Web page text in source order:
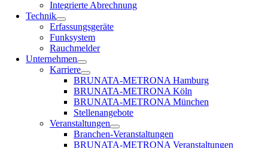
Integrierte Abrechnung
Technik
Erfassungsgeräte
Funksystem
Rauchmelder
Unternehmen
Karriere
BRUNATA-METRONA Hamburg
BRUNATA-METRONA Köln
BRUNATA-METRONA München
Stellenangebote
Veranstaltungen
Branchen-Veranstaltungen
BRUNATA-METRONA Veranstaltungen